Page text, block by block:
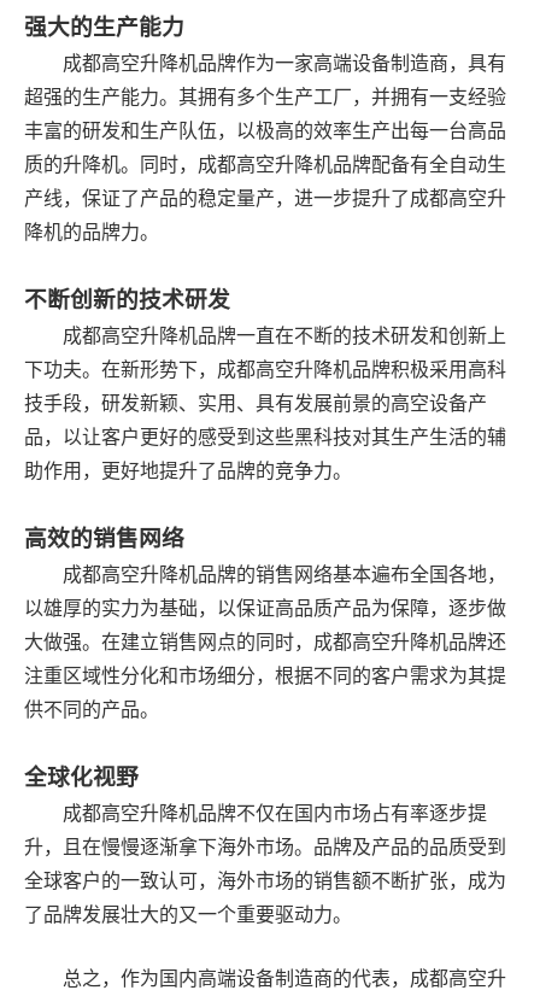
强大的生产能力
成都高空升降机品牌作为一家高端设备制造商，具有
超强的生产能力。其拥有多个生产工厂，并拥有一支经验
丰富的研发和生产队伍，以极高的效率生产出每一台高品
质的升降机。同时，成都高空升降机品牌配备有全自动生
产线，保证了产品的稳定量产，进一步提升了成都高空升
降机的品牌力。
不断创新的技术研发
成都高空升降机品牌一直在不断的技术研发和创新上
下功夫。在新形势下，成都高空升降机品牌积极采用高科
技手段，研发新颖、实用、具有发展前景的高空设备产
品，以让客户更好的感受到这些黑科技对其生产生活的辅
助作用，更好地提升了品牌的竞争力。
高效的销售网络
成都高空升降机品牌的销售网络基本遍布全国各地，
以雄厚的实力为基础，以保证高品质产品为保障，逐步做
大做强。在建立销售网点的同时，成都高空升降机品牌还
注重区域性分化和市场细分，根据不同的客户需求为其提
供不同的产品。
全球化视野
成都高空升降机品牌不仅在国内市场占有率逐步提
升，且在慢慢逐渐拿下海外市场。品牌及产品的品质受到
全球客户的一致认可，海外市场的销售额不断扩张，成为
了品牌发展壮大的又一个重要驱动力。
总之，作为国内高端设备制造商的代表，成都高空升